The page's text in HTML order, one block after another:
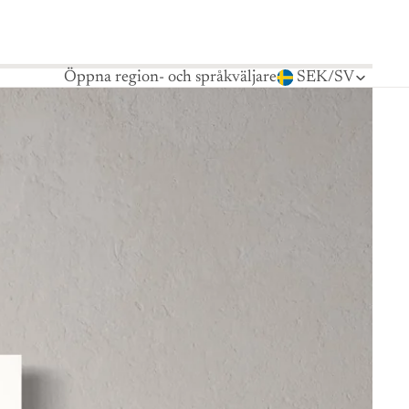
Öppna region- och språkväljare SEK/SV